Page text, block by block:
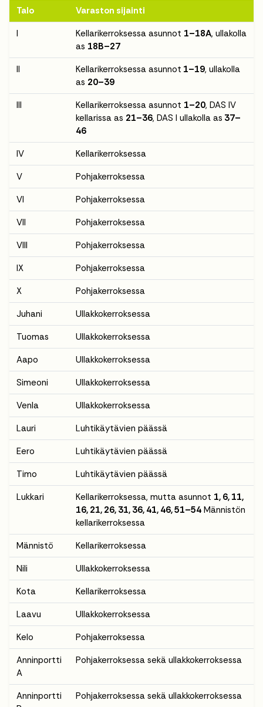
Talo
Varaston sijainti
I
Kellarikerroksessa asunnot 1–18A, ullakolla
as 18B–27
II
Kellarikerroksessa asunnot 1–19, ullakolla
as 20–39
III
Kellarikerroksessa asunnot 1–20, DAS IV
kellarissa as 21–36, DAS I ullakolla as 37–
46
IV
Kellarikerroksessa
V
Pohjakerroksessa
VI
Pohjakerroksessa
VII
Pohjakerroksessa
VIII
Pohjakerroksessa
IX
Pohjakerroksessa
X
Pohjakerroksessa
Juhani
Ullakkokerroksessa
Tuomas
Ullakkokerroksessa
Aapo
Ullakkokerroksessa
Simeoni
Ullakkokerroksessa
Venla
Ullakkokerroksessa
Lauri
Luhtikäytävien päässä
Eero
Luhtikäytävien päässä
Timo
Luhtikäytävien päässä
Lukkari
Kellarikerroksessa, mutta asunnot 1, 6, 11,
16, 21, 26, 31, 36, 41, 46, 51–54 Männistön
kellarikerroksessa
Männistö
Kellarikerroksessa
Nili
Ullakkokerroksessa
Kota
Kellarikerroksessa
Laavu
Ullakkokerroksessa
Kelo
Pohjakerroksessa
Anninportti
A
Pohjakerroksessa sekä ullakkokerroksessa
Anninportti
Pohjakerroksessa sekä ullakkokerroksessa